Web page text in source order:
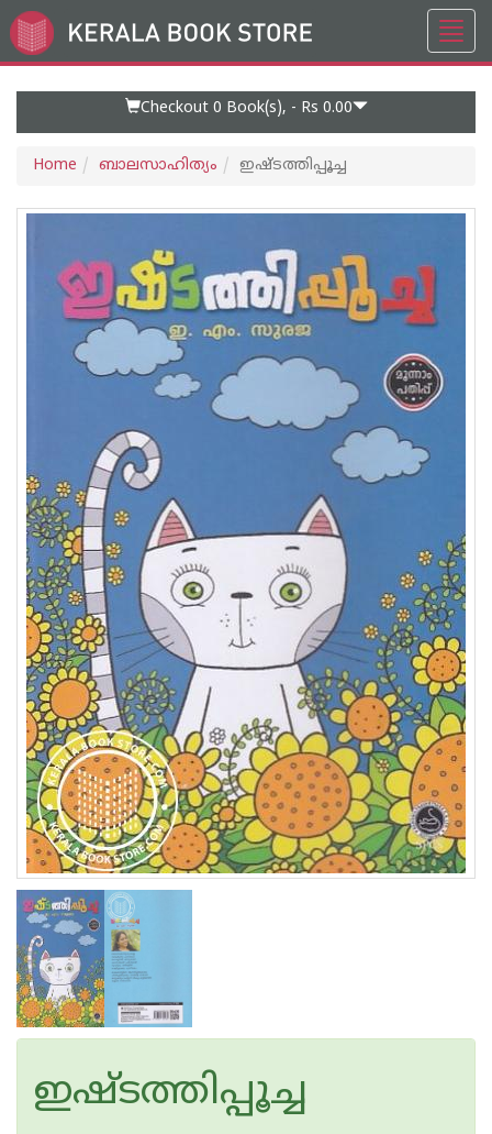
Go
to
Checkout 0 Book(s), - Rs 0.00
Home ബാലസാഹിത്യം ഇഷ്‌ടത്തിപ്പൂച്ച
ഇഷ്‌ടത്തിപ്പൂച്ച